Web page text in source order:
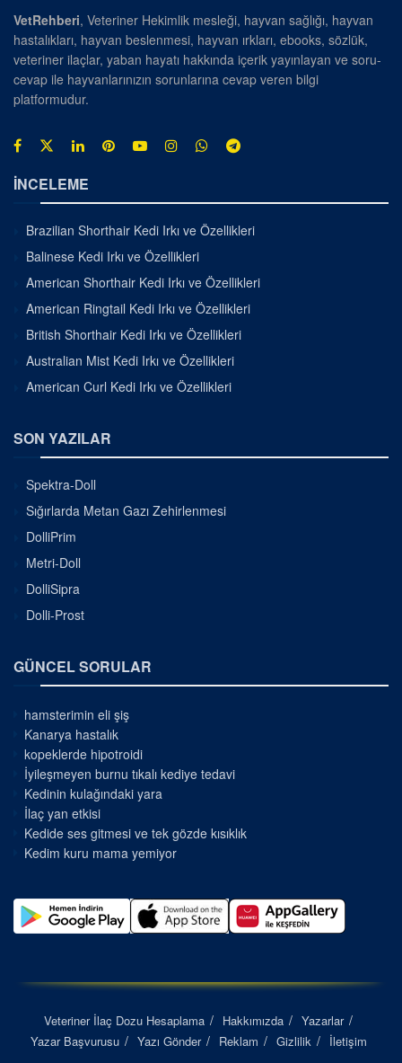
VetRehberi, Veteriner Hekimlik mesleği, hayvan sağlığı, hayvan
hastalıkları, hayvan beslenmesi, hayvan ırkları, ebooks, sözlük,
veteriner ilaçlar, yaban hayatı hakkında içerik yayınlayan ve soru-
cevap ile hayvanlarınızın sorunlarına cevap veren bilgi
platformudur.
İNCELEME
Brazilian Shorthair Kedi Irkı ve Özellikleri
Balinese Kedi Irkı ve Özellikleri
American Shorthair Kedi Irkı ve Özellikleri
American Ringtail Kedi Irkı ve Özellikleri
British Shorthair Kedi Irkı ve Özellikleri
Australian Mist Kedi Irkı ve Özellikleri
American Curl Kedi Irkı ve Özellikleri
SON YAZILAR
Spektra-Doll
Sığırlarda Metan Gazı Zehirlenmesi
DolliPrim
Metri-Doll
DolliSipra
Dolli-Prost
GÜNCEL SORULAR
hamsterimin eli şiş
Kanarya hastalık
kopeklerde hipotroidi
İyileşmeyen burnu tıkalı kediye tedavi
Kedinin kulağındaki yara
İlaç yan etkisi
Kedide ses gitmesi ve tek gözde kısıklık
Kedim kuru mama yemiyor
Veteriner İlaç Dozu Hesaplama Hakkımızda
Yazarlar
Yazar Başvurusu
Yazı Gönder Reklam Gizlilik İletişim